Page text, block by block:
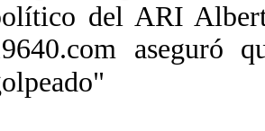
del ARI
com aseguró